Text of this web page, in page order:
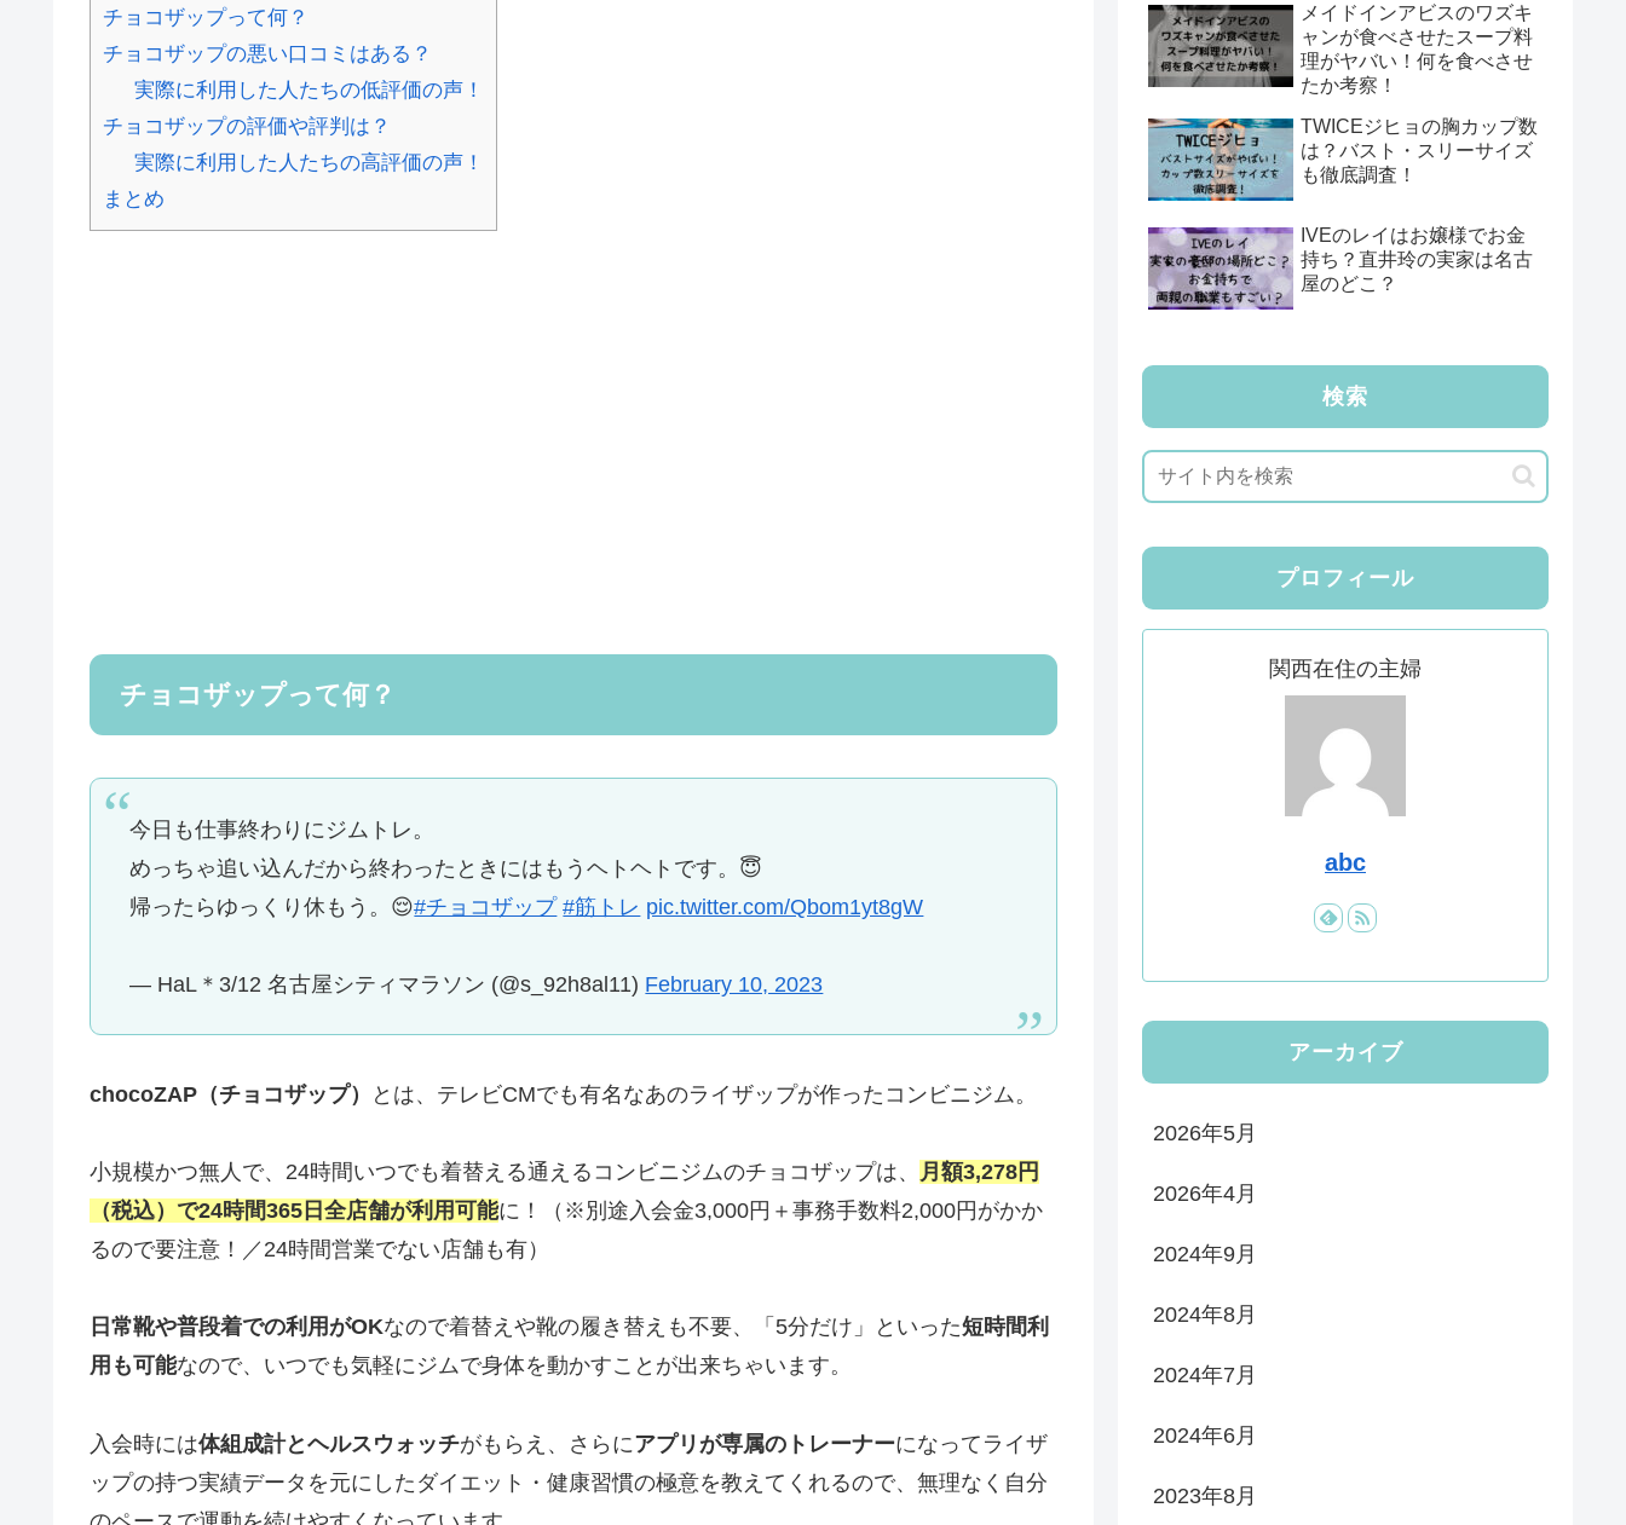
チョコザップって何？
チョコザップの悪い口コミはある？
実際に利用した人たちの低評価の声！
チョコザップの評価や評判は？
実際に利用した人たちの高評価の声！
まとめ
チョコザップって何？
今日も仕事終わりにジムトレ。
めっちゃ追い込んだから終わったときにはもうヘトヘトです。😇
帰ったらゆっくり休もう。😌#チョコザップ #筋トレ pic.twitter.com/Qbom1yt8gW
— HaL＊3/12 名古屋シティマラソン (@s_92h8al11) February 10, 2023
chocoZAP（チョコザップ） とは、テレビCMでも有名なあのライザップが作ったコンビニジム。
小規模かつ無人で、24時間いつでも着替える通えるコンビニジムのチョコザップは、 月額3,278円
（税込）で24時間365日全店舗が利用可能に！（※別途入会金3,000円＋事務手数料2,000円がかか
るので要注意！／24時間営業でない店舗も有）
日常靴や普段着での利用がOKなので着替えや靴の履き替えも不要、「5分だけ」といった短時間利
用も可能なので、いつでも気軽にジムで身体を動かすことが出来ちゃいます。
入会時には体組成計とヘルスウォッチがもらえ、さらにアプリが専属のトレーナーになってライザ
ップの持つ実績データを元にしたダイエット・健康習慣の極意を教えてくれるので、無理なく自分
メイドインアビスのワズキ
ャンが食べさせたスープ料
理がヤバい！何を食べさせ
たか考察！
TWICEジヒョの胸カップ数
は？バスト・スリーサイズ
も徹底調査！
IVEのレイはお嬢様でお金
持ち？直井玲の実家は名古
屋のどこ？
検索
プロフィール
関西在住の主婦
abc
アーカイブ
2026年5月
2026年4月
2024年9月
2024年8月
2024年7月
2024年6月
2023年8月